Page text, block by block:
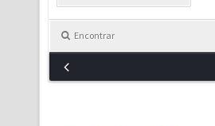
Encontrar